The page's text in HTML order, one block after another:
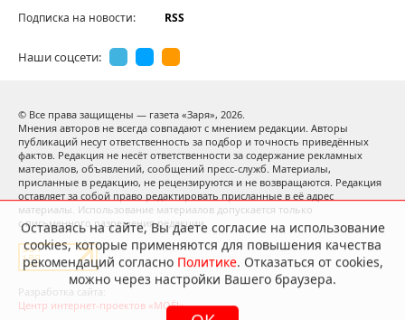
Подписка на новости:
RSS
Наши соцсети:
© Все права защищены — газета «Заря», 2026.
Мнения авторов не всегда совпадают с мнением редакции. Авторы
публикаций несут ответственность за подбор и точность приведённых
фактов. Редакция не несёт ответственности за содержание рекламных
материалов, объявлений, сообщений пресс-служб. Материалы,
присланные в редакцию, не рецензируются и не возвращаются. Редакция
оставляет за собой право редактировать присланные в её адрес
материалы. Использование материалов допускается только
с письменного разрешения редакции.
Разработка сайта:
Центр интернет-проектов «МОЁ!»
Оставаясь на сайте, Вы даете согласие на использование
cookies, которые применяются для повышения качества
рекомендаций согласноПолитике. Отказаться от cookies,
можно через настройки Вашего браузера.
OK